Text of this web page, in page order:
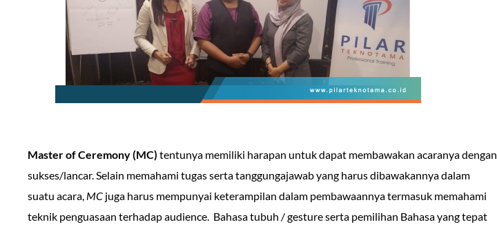
Master of Ceremony (MC) tentunya memiliki harapan untuk dapat membawakan acaranya dengan
sukses/lancar. Selain memahami tugas serta tanggungajawab yang harus dibawakannya dalam
suatu acara, MC juga harus mempunyai keterampilan dalam pembawaannya termasuk memahami
teknik penguasaan terhadap audience. Bahasa tubuh / gesture serta pemilihan Bahasa yang tepat